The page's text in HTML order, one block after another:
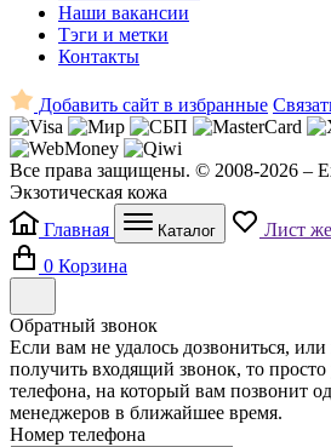
Наши вакансии
Тэги и метки
Контакты
Добавить сайт в избранные
Все права защищены. © 2008-2026 –
Экзотическая кожа
Главная
Каталог Лист
0 Корзина
Обратный звонок
Если вам не удалось дозвониться,
получить входящий звонок, то
телефона, на который вам позвонит
менеджеров в ближайшее время.
Номер телефона